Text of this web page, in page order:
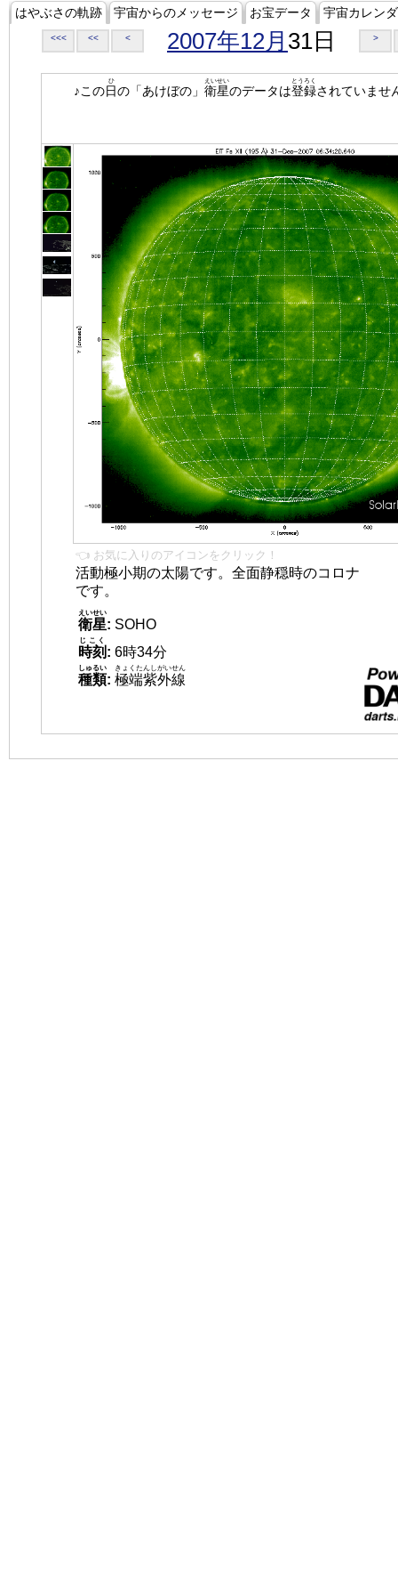
はやぶさの軌跡 宇宙からのメッセージ お宝データ 宇宙カレン
<<< << < 2007年12月 31日 >
♪この日
ひ
の「あけぼの」 衛星
えいせい
のデータは登録
とうろく
されていませ
👈 お気に入りのアイコンをクリック！
活動極小期の太陽です。全面静穏時のコロナ
です。
衛星
えいせい
: SOHO
時刻
じこく
: 6時34分
種類
しゅるい
: 極端紫外線
きょくたんしがいせん